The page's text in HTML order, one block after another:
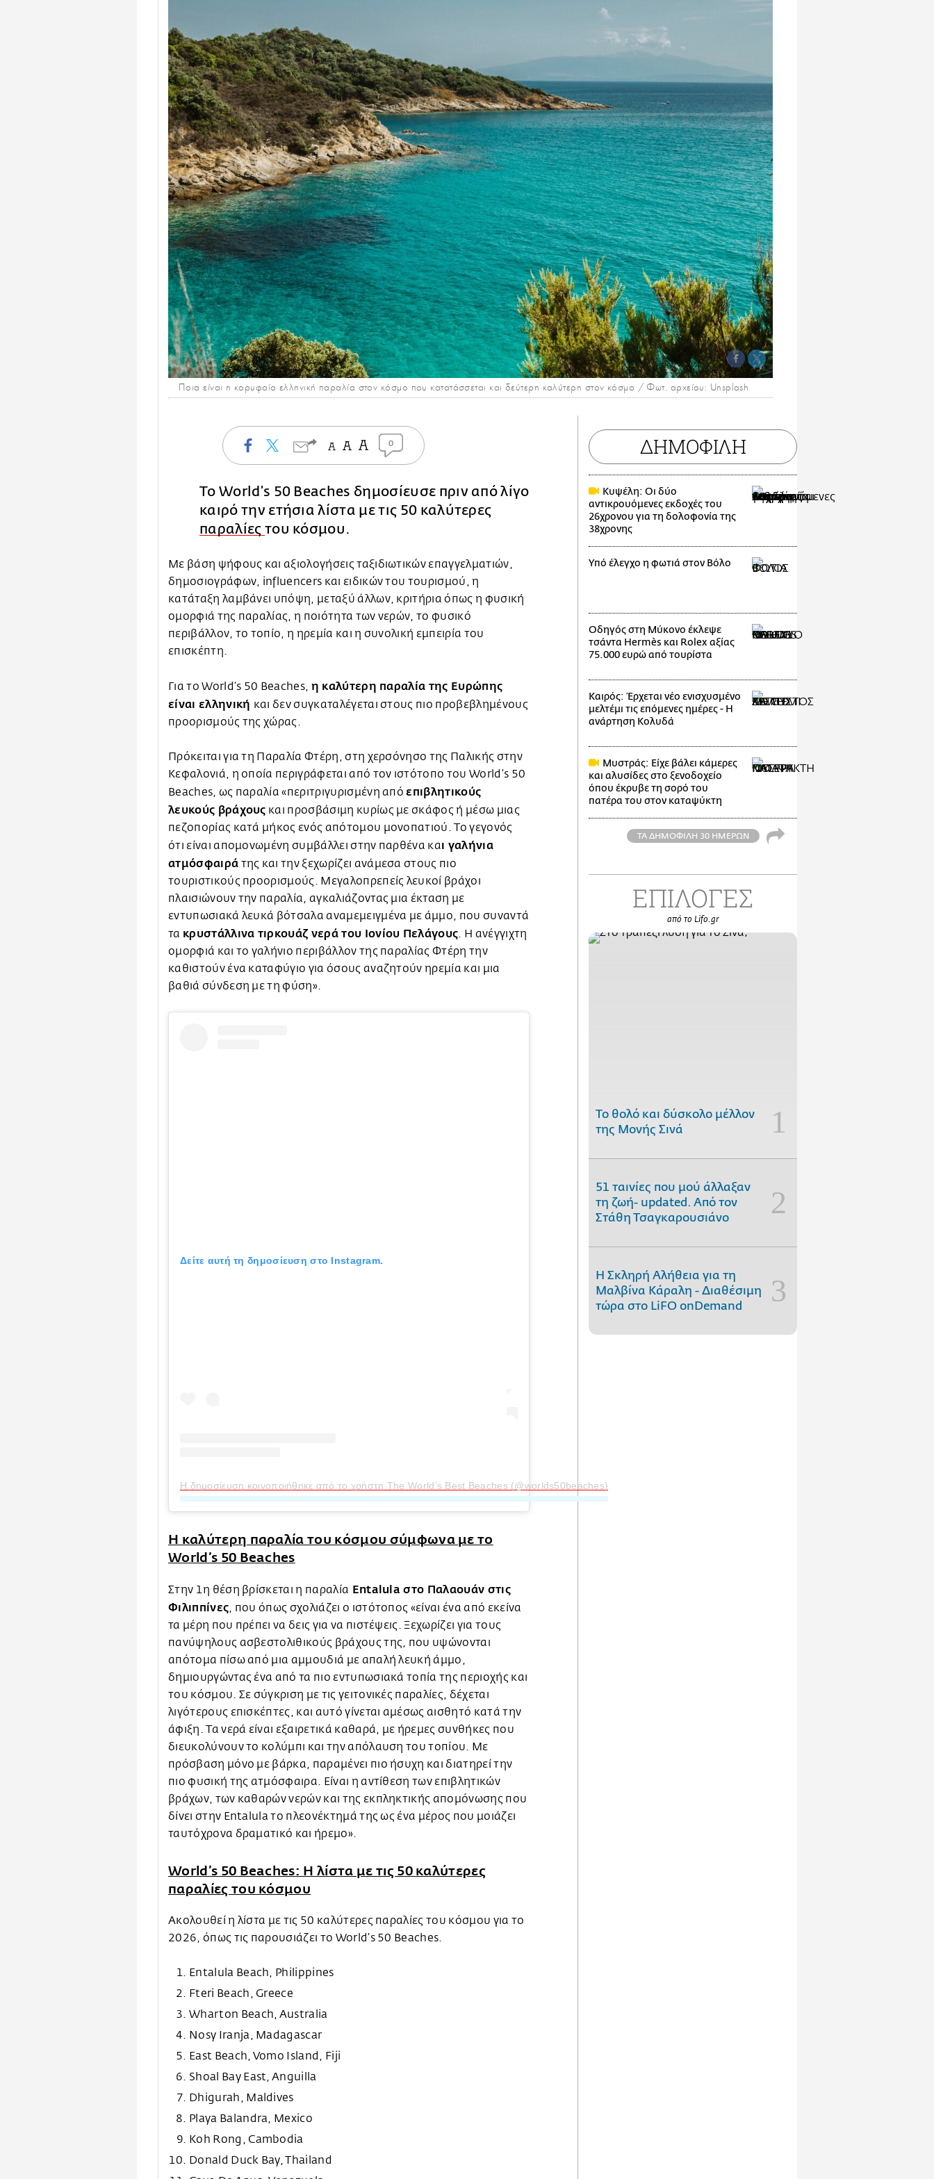
Ποια είναι η κορυφαία ελληνική παραλία στον κόσμο που κατατάσσεται και δεύτερη καλύτερη στον κόσμο / Φωτ. αρχείου: Unsplash
0
Το World’s 50 Beaches δημοσίευσε πριν από λίγο
καιρό την ετήσια λίστα με τις 50 καλύτερες
παραλίες του κόσμου.
Με βάση ψήφους και αξιολογήσεις ταξιδιωτικών επαγγελματιών,
δημοσιογράφων, influencers και ειδικών του τουρισμού, η
κατάταξη λαμβάνει υπόψη, μεταξύ άλλων, κριτήρια όπως η φυσική
ομορφιά της παραλίας, η ποιότητα των νερών, το φυσικό
περιβάλλον, το τοπίο, η ηρεμία και η συνολική εμπειρία του
επισκέπτη.
Για το World’s 50 Beaches, η καλύτερη παραλία της Ευρώπης
είναι ελληνική και δεν συγκαταλέγεται στους πιο προβεβλημένους
προορισμούς της χώρας.
Πρόκειται για τη Παραλία Φτέρη, στη χερσόνησο της Παλικής στην
Κεφαλονιά, η οποία περιγράφεται από τον ιστότοπο του World’s 50
Beaches, ως παραλία «περιτριγυρισμένη απόεπιβλητικούς
λευκούς βράχους και προσβάσιμη κυρίως με σκάφος ή μέσω μιας
πεζοπορίας κατά μήκος ενός απότομου μονοπατιού. Το γεγονός
ότι είναι απομονωμένη συμβάλλει στην παρθένα και γαλήνια
ατμόσφαιρά της και την ξεχωρίζει ανάμεσα στους πιο
τουριστικούς προορισμούς. Μεγαλοπρεπείς λευκοί βράχοι
πλαισιώνουν την παραλία, αγκαλιάζοντας μια έκταση με
εντυπωσιακά λευκά βότσαλα αναμεμειγμένα με άμμο, που συναντά
τα κρυστάλλινα τιρκουάζ νερά του Ιονίου Πελάγους. Η ανέγγιχτη
ομορφιά και το γαλήνιο περιβάλλον της παραλίας Φτέρη την
καθιστούν ένα καταφύγιο για όσους αναζητούν ηρεμία και μια
βαθιά σύνδεση με τη φύση».
Δείτε αυτή τη δημοσίευση στο Instagram.
Η δημοσίευση κοινοποιήθηκε από το χρήστη The World’s Best Beaches (@worlds50beaches)
Η καλύτερη παραλία του κόσμου σύμφωνα με το
World’s 50 Beaches
Στην 1η θέση βρίσκεται η παραλία Entalula στο Παλαουάν στις
Φιλιππίνες, που όπως σχολιάζει ο ιστότοπος «είναι ένα από εκείνα
τα μέρη που πρέπει να δεις για να πιστέψεις. Ξεχωρίζει για τους
πανύψηλους ασβεστολιθικούς βράχους της, που υψώνονται
απότομα πίσω από μια αμμουδιά με απαλή λευκή άμμο,
δημιουργώντας ένα από τα πιο εντυπωσιακά τοπία της περιοχής και
του κόσμου. Σε σύγκριση με τις γειτονικές παραλίες, δέχεται
λιγότερους επισκέπτες, και αυτό γίνεται αμέσως αισθητό κατά την
άφιξη. Τα νερά είναι εξαιρετικά καθαρά, με ήρεμες συνθήκες που
διευκολύνουν το κολύμπι και την απόλαυση του τοπίου. Με
πρόσβαση μόνο με βάρκα, παραμένει πιο ήσυχη και διατηρεί την
πιο φυσική της ατμόσφαιρα. Είναι η αντίθεση των επιβλητικών
βράχων, των καθαρών νερών και της εκπληκτικής απομόνωσης που
δίνει στην Entalula το πλεονέκτημά της ως ένα μέρος που μοιάζει
ταυτόχρονα δραματικό και ήρεμο».
World’s 50 Beaches: Η λίστα με τις 50 καλύτερες
παραλίες του κόσμου
Ακολουθεί η λίστα με τις 50 καλύτερες παραλίες του κόσμου για το
2026, όπως τις παρουσιάζει το World’s 50 Beaches.
Entalula Beach, Philippines
Fteri Beach, Greece
Wharton Beach, Australia
Nosy Iranja, Madagascar
East Beach, Vomo Island, Fiji
Shoal Bay East, Anguilla
Dhigurah, Maldives
Playa Balandra, Mexico
Koh Rong, Cambodia
Donald Duck Bay, Thailand
ΔΗΜΟΦΙΛΗ
Κυψέλη: Οι δύο
αντικρουόμενες εκδοχές του
26χρονου για τη δολοφονία της
38χρονης
Υπό έλεγχο η φωτιά στον Βόλο
Οδηγός στη Μύκονο έκλεψε
τσάντα Hermès και Rolex αξίας
75.000 ευρώ από τουρίστα
Καιρός: Έρχεται νέο ενισχυσμένο
μελτέμι τις επόμενες ημέρες - Η
ανάρτηση Κολυδά
Μυστράς: Είχε βάλει κάμερες
και αλυσίδες στο ξενοδοχείο
όπου έκρυβε τη σορό του
πατέρα του στον καταψύκτη
ΤΑ ΔΗΜΟΦΙΛΗ 30 ΗΜΕΡΩΝ
ΕΠΙΛΟΓΕΣ
από το Lifo.gr
Το θολό και δύσκολο μέλλον
της Μονής Σινά
51 ταινίες που μού άλλαξαν
τη ζωή- updated. Aπό τον
Στάθη Τσαγκαρουσιάνο
Η Σκληρή Αλήθεια για τη
Μαλβίνα Κάραλη - Διαθέσιμη
τώρα στo LiFO onDemand